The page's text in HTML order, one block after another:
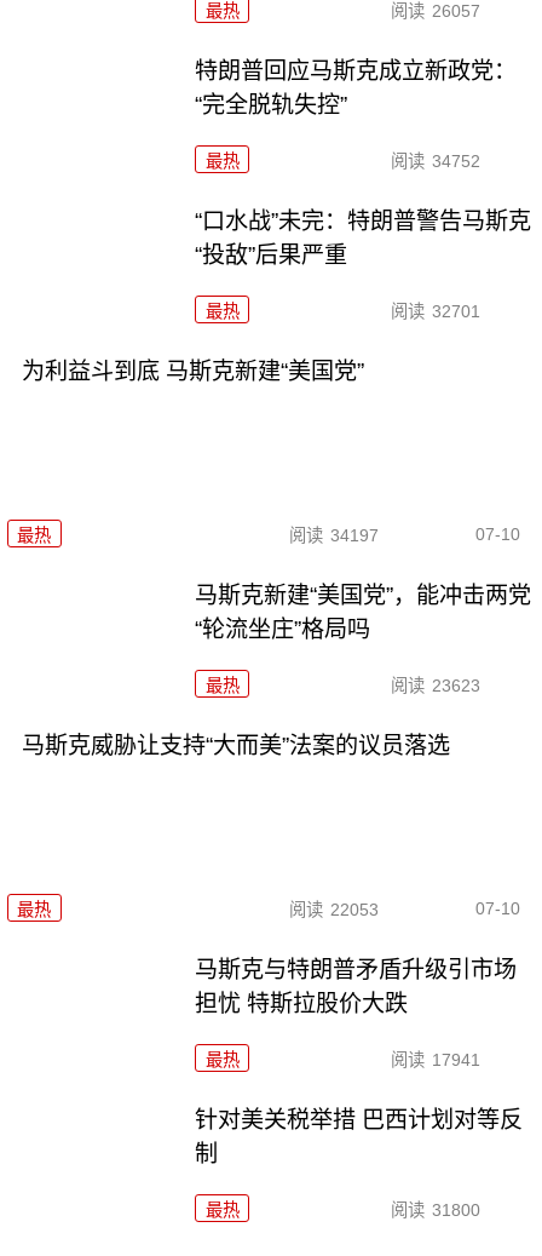
最热 阅读 26057
特朗普回应马斯克成立新政党：
“完全脱轨失控”
最热 阅读 34752
“口水战”未完：特朗普警告马斯克
“投敌”后果严重
最热 阅读 32701
为利益斗到底 马斯克新建“美国党”
最热 阅读 34197 07-10
马斯克新建“美国党”，能冲击两党
“轮流坐庄”格局吗
最热 阅读 23623
马斯克威胁让支持“大而美”法案的议员落选
最热 阅读 22053 07-10
马斯克与特朗普矛盾升级引市场
担忧 特斯拉股价大跌
最热 阅读 17941
针对美关税举措 巴西计划对等反
制
最热 阅读 31800